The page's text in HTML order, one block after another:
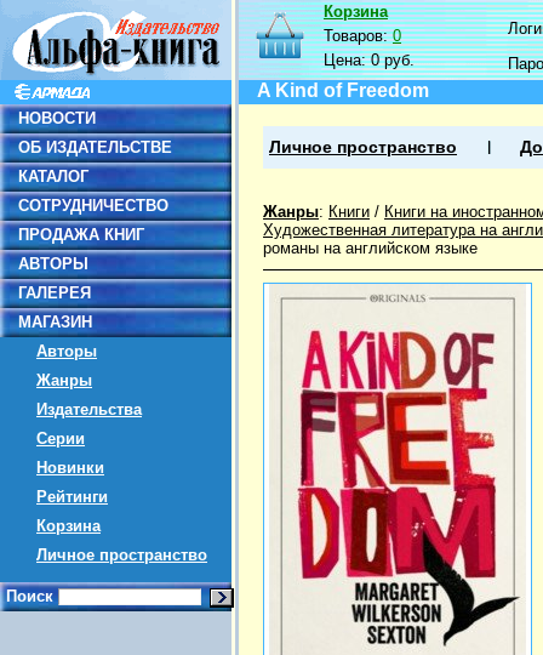
НОВОСТИ
ОБ ИЗДАТЕЛЬСТВЕ
КАТАЛОГ
СОТРУДНИЧЕСТВО
ПРОДАЖА КНИГ
АВТОРЫ
ГАЛЕРЕЯ
МАГАЗИН
Авторы
Жанры
Издательства
Серии
Новинки
Рейтинги
Корзина
Личное пространство
Поиск
Корзина
Товаров:0
Цена:0 руб.
A Kind of Freedom
Личное пространство
Жанры: Книги / Книги на
Художественная литература на
романы на английском языке